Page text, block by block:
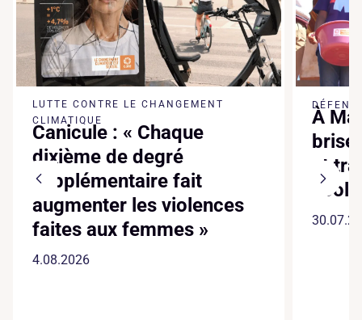
LUTTE CONTRE LE CHANGEMENT
CLIMATIQUE
Canicule : « Chaque
dixième de degré
supplémentaire fait
augmenter les violences
faites aux femmes »
4.08.2026
À
brise
et